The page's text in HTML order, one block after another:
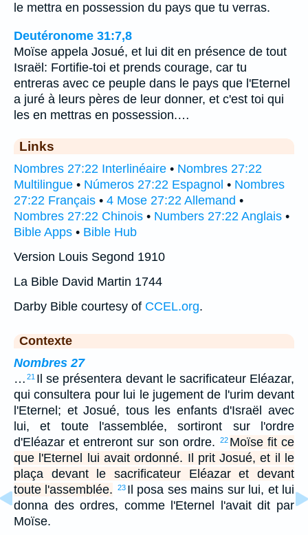
le mettra en possession du pays que tu verras.
Deutéronome 31:7,8
Moïse appela Josué, et lui dit en présence de tout
Israël: Fortifie-toi et prends courage, car tu
entreras avec ce peuple dans le pays que l'Eternel
a juré à leurs pères de leur donner, et c'est toi qui
les en mettras en possession.…
Links
Nombres 27:22 Interlinéaire • Nombres 27:22
Multilingue • Números 27:22 Espagnol • Nombres
27:22 Français • 4 Mose 27:22 Allemand •
Nombres 27:22 Chinois • Numbers 27:22 Anglais •
Bible Apps • Bible Hub
Version Louis Segond 1910
La Bible David Martin 1744
Darby Bible courtesy of CCEL.org.
Contexte
Nombres 27
… 21 Il se présentera devant le sacrificateur Eléazar,
qui consultera pour lui le jugement de l'urim devant
l'Eternel; et Josué, tous les enfants d'Israël avec
lui, et toute l'assemblée, sortiront sur l'ordre
d'Eléazar et entreront sur son ordre.
22 Moïse fit ce
que l'Eternel lui avait ordonné. Il prit Josué, et il le
plaça devant le sacrificateur Eléazar et devant
toute l'assemblée.
23 Il posa ses mains sur lui, et lui
donna des ordres, comme l'Eternel l'avait dit par
Moïse.